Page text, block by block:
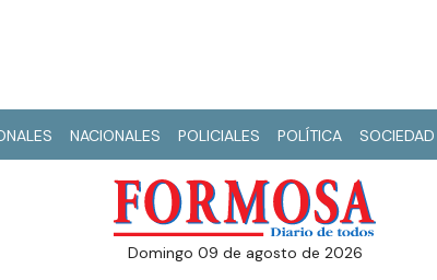
NACIONALES POLICIALES POLÍTICA SOCIEDAD
domingo 09 de agosto de 2026